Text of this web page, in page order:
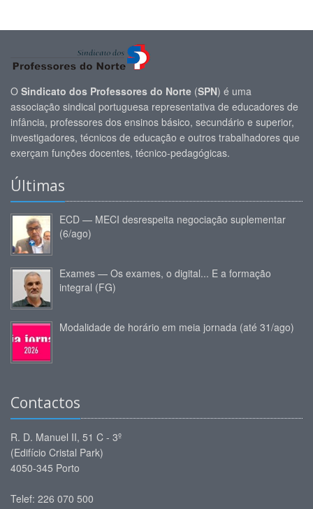
O Sindicato dos Professores do Norte (SPN) é uma
associação sindical portuguesa representativa de educadores de
infância, professores dos ensinos básico, secundário e superior,
investigadores, técnicos de educação e outros trabalhadores que
exerçam funções docentes, técnico-pedagógicas.
Últimas
ECD — MECI desrespeita negociação suplementar
(6/ago)
Exames — Os exames, o digital... E a formação
integral (FG)
Modalidade de horário em meia jornada (até 31/ago)
Contactos
R. D. Manuel II, 51 C - 3º
(Edifício Cristal Park)
4050-345 Porto
Telef: 226 070 500